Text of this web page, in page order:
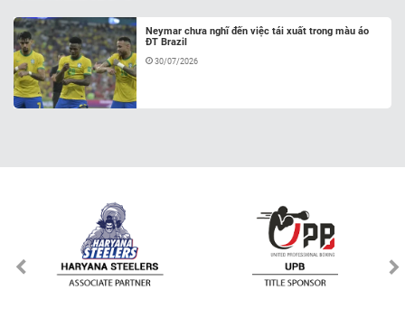
Neymar chưa nghĩ đến việc tái xuất trong màu áo
ĐT Brazil
30/07/2026